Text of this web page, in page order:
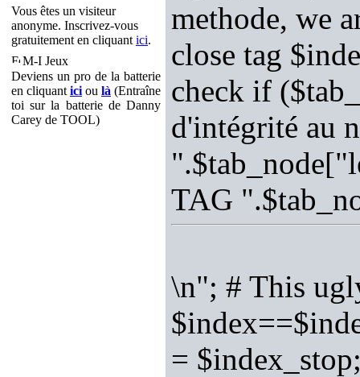
Vous êtes un visiteur
anonyme. Inscrivez-vous
gratuitement en cliquant ici.
M-I Jeux
Deviens un pro de la batterie
en cliquant ici ou là (Entraîne
toi sur la batterie de Danny
Carey de TOOL)
methode, we
close tag
check if
d'intégrité au
TAG
\n"; # This
=